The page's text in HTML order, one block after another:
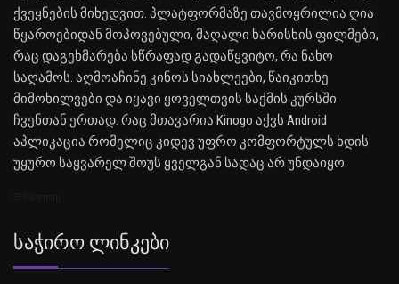
ქვეყნების მიხედვით. პლატფორმაზე თავმოყრილია ღია
წყაროებიდან მოპოვებული, მაღალი ხარისხის ფილმები,
რაც დაგეხმარება სწრაფად გადაწყვიტო, რა ნახო
საღამოს. აღმოაჩინე კინოს სიახლეები, წაიკითხე
მიმოხილვები და იყავი ყოველთვის საქმის კურსში
ჩვენთან ერთად. რაც მთავარია Kinogo აქვს Android
აპლიკაცია რომელიც კიდევ უფრო კომფორტულს ხდის
უყურო საყვარელ შოუს ყველგან სადაც არ უნდაიყო.
Საჭირო Ლინკები